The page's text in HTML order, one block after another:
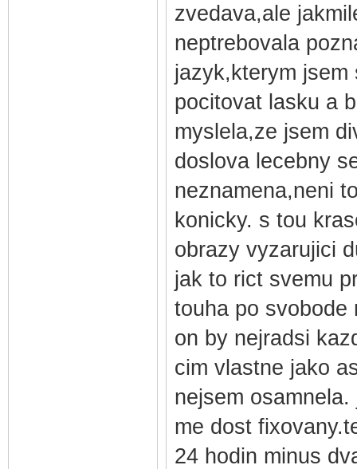
zvedava,ale
neptrebovala
jazyk,kterym jsem
pocitovat lasku a
myslela,ze jsem
doslova lecebny
neznamena,neni
konicky. s tou
obrazy vyzarujici
jak to rict svemu
touha po svobode
on by nejradsi
cim vlastne jako
nejsem
me dost
24 hodin minus